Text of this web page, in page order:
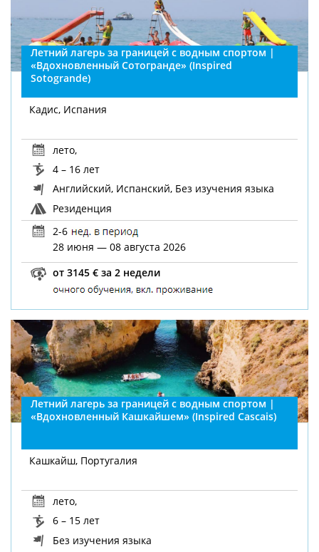
Летний лагерь за границей с водным спортом |
«Вдохновленный Сотогранде» (Inspired
Sotogrande)
Кадис, Испания
лето,
4 – 16 лет
Английский, Испанский, Без изучения языка
Резиденция
2-6
28 июня — 08 августа 2026
от 3145 € за 2 недели
Летний лагерь за границей с водным спортом |
«Вдохновленный Кашкайшем» (Inspired Cascais)
Кашкайш, Португалия
лето,
6 – 15 лет
Без изучения языка